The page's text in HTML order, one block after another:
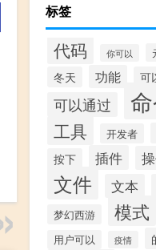
标签
代码 你可以
冬天 功能 可
可以通过
工具 开发者
按下 插件
文件 文本
梦幻西游 模式
用户可以 疫情